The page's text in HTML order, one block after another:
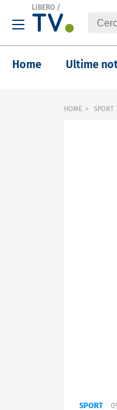
LIBERO /
Home Ultime
HOME SPORT
SPORT